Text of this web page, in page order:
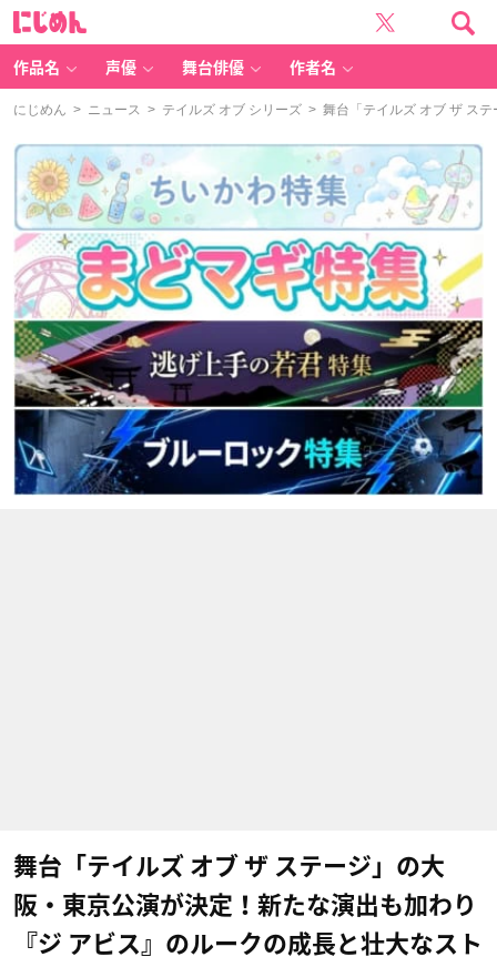
作品名 声優 舞台俳優 作者名
にじめん > ニュース > テイルズ オブ シリーズ > 舞台「テイルズ オブ ザ ス
舞台「テイルズ オブ ザ ステージ」の大
阪・東京公演が決定！新たな演出も加わり
『ジ アビス』のルークの成長と壮大なスト